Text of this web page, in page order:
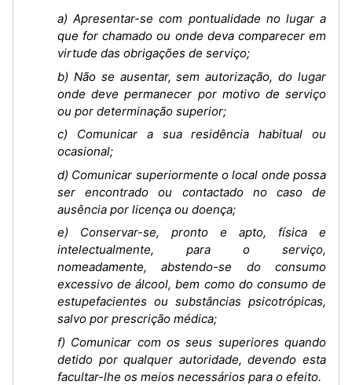
a) Apresentar-se com pontualidade no lugar a
que for chamado ou onde deva comparecer em
virtude das obrigações de serviço;
b) Não se ausentar, sem autorização, do lugar
onde deve permanecer por motivo de serviço
ou por determinação superior;
c) Comunicar a sua residência habitual ou
ocasional;
d) Comunicar superiormente o local onde possa
ser encontrado ou contactado no caso de
ausência por licença ou doença;
e) Conservar-se, pronto e apto, física e
intelectualmente, para o serviço,
nomeadamente, abstendo-se do consumo
excessivo de álcool, bem como do consumo de
estupefacientes ou substâncias psicotrópicas,
salvo por prescrição médica;
f) Comunicar com os seus superiores quando
detido por qualquer autoridade, devendo esta
facultar-lhe os meios necessários para o efeito.